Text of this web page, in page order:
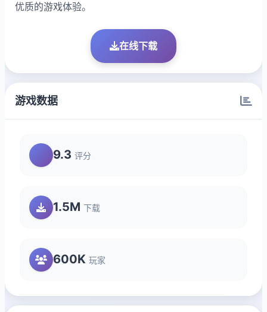
优质的游戏体验。
在线下载
游戏数据
9.3 评分
1.5M 下载
600K 玩家